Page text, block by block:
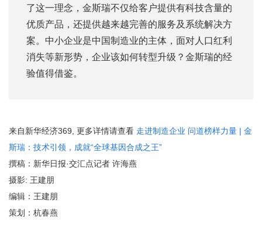
了这一理念，金斯瑞不仅给客户提供有科技含量的
优质产品，还提供越来越完善的服务及系统解决方
案。中小企业是中国制造业的主体，面对人口红利
消失等新形势，企业该如何转型升级？金斯瑞的经
验值得借鉴。
来自新华经济369, 更多详情请查看 走进制造企业 问道榜样力量 | 金
斯瑞：技术引领，成就“全球基因合成之王”
撰稿：新华日报·交汇点记者 许海燕
摄影: 王建朋
编辑：王建朋
策划：杭春燕